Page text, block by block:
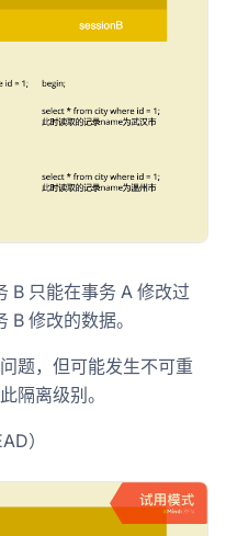
B 只能在事务 A 修改过
修改的数据。
题，但可能发生不可重
隔离级别。
）